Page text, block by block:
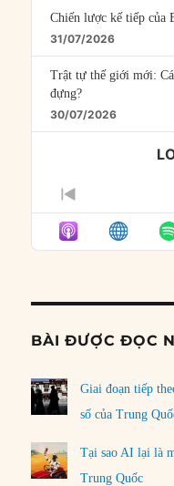
Chiến lược kế tiếp của
31/07/2026
Trật tự thế giới mới:
đựng?
30/07/2026
PREVIOUS
EPISODE
BÀI ĐƯỢC ĐỌC
Giai đoạn tiếp
số của Trung
Tại sao AI lại là
Trung Quốc